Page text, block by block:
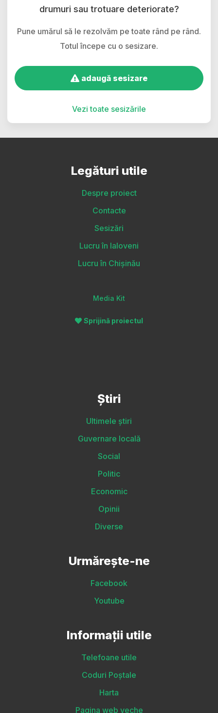
drumuri sau trotuare deteriorate?
Pune umărul să le rezolvăm pe toate rând pe rând.
Totul începe cu o sesizare.
adaugă sesizare
Vezi toate sesizările
Legături utile
Despre proiect
Contacte
Sesizări
Lucru în Ialoveni
Lucru în Chișinău
Media Kit
Sprijină proiectul
Știri
Ultimele știri
Guvernare locală
Social
Politic
Economic
Opinii
Diverse
Urmărește-ne
Facebook
Youtube
Informații utile
Telefoane utile
Coduri Poștale
Harta
Pagina web veche